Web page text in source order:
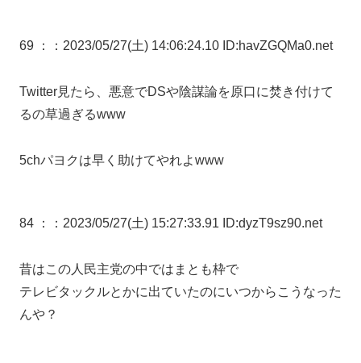
69 ： ：2023/05/27(土) 14:06:24.10 ID:havZGQMa0.net
Twitter見たら、悪意でDSや陰謀論を原口に焚き付けて
るの草過ぎるwww
5chパヨクは早く助けてやれよwww
84 ： ：2023/05/27(土) 15:27:33.91 ID:dyzT9sz90.net
昔はこの人民主党の中ではまとも枠で
テレビタックルとかに出ていたのにいつからこうなった
んや？